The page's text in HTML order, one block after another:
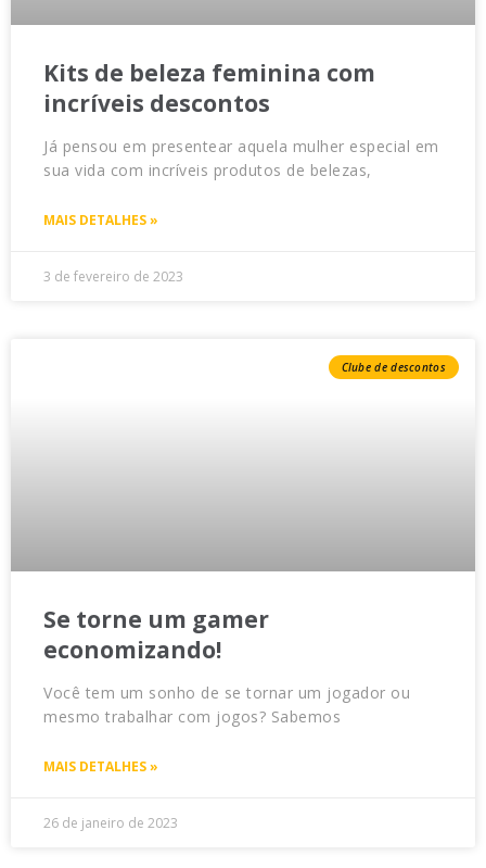
Kits de beleza feminina com
incríveis descontos
Já pensou em presentear aquela mulher especial em
sua vida com incríveis produtos de belezas,
MAIS DETALHES »
3 de fevereiro de 2023
Clube de descontos
Se torne um gamer
economizando!
Você tem um sonho de se tornar um jogador ou
mesmo trabalhar com jogos? Sabemos
MAIS DETALHES »
26 de janeiro de 2023